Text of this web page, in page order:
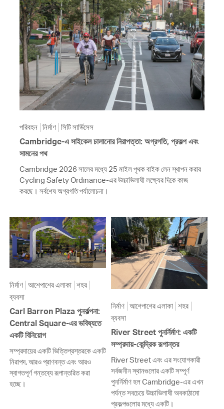
পরিবহন নির্মাণ সিটি সার্ভিসেস
Cambridge-এ সাইকেল চালানোর নিরাপত্তা: অগ্রগতি, প্রকল্প এবং
সামনের পথ
Cambridge 2026 সালের মধ্যে 25 মাইল পৃথক বাইক লেন স্থাপন করার
Cycling Safety Ordinance-এর উচ্চাভিলাষী লক্ষ্যের দিকে কাজ
করছে। সর্বশেষ অগ্রগতি পর্যালোচনা।
নির্মাণ আশেপাশের এলাকা শহর
ব্যবসা
Carl Barron Plaza পুনর্কল্পনা:
Central Square-এর ভবিষ্যতে
একটি বিনিয়োগ
সম্প্রদায়ের একটি ভিত্তিপ্রস্তরকে একটি
নিরাপদ, আরও প্রাণবন্ত এবং আরও
স্বাগতপূর্ণ গন্তব্যে রূপান্তরিত করা
হচ্ছে।
নির্মাণ আশেপাশের এলাকা শহর
ব্যবসা
River Street পুনর্নির্মাণ: একটি
সম্প্রদায়-কেন্দ্রিক রূপান্তর
River Street এবং এর সংযোগকারী
সর্বজনীন স্থানগুলোর একটি সম্পূর্ণ
পুনর্নির্মাণ হল Cambridge-এর এখন
পর্যন্ত সবচেয়ে উচ্চাভিলাষী অবকাঠামো
প্রকল্পগুলোর মধ্যে একটি।